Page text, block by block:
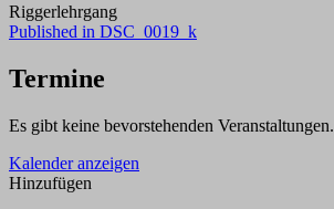
Riggerlehrgang
Post
navigation
Published in DSC_0019_k
Termine
Es gibt keine bevorstehenden Veranstaltungen.
Kalender anzeigen
Hinzufügen